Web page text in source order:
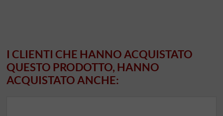
I CLIENTI CHE HANNO ACQUISTATO
QUESTO PRODOTTO, HANNO
ACQUISTATO ANCHE: